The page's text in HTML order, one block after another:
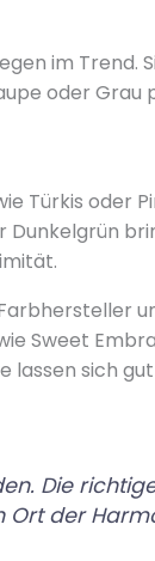
im Trend.
oder Grau
Türkis oder
Sweet
lassen sich
Die
Ort der